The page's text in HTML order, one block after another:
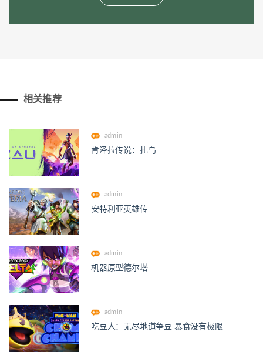
相关推荐
admin
肯泽拉传说：扎乌
admin
安特利亚英雄传
admin
机器原型德尔塔
admin
吃豆人：无尽地道争豆 暴食没有极限